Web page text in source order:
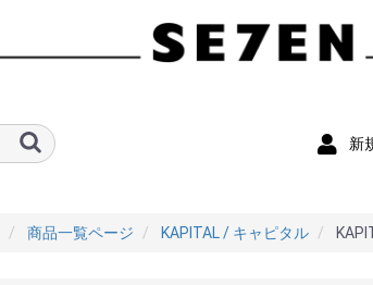
新
商品一覧ページ KAPITAL / キャピタル